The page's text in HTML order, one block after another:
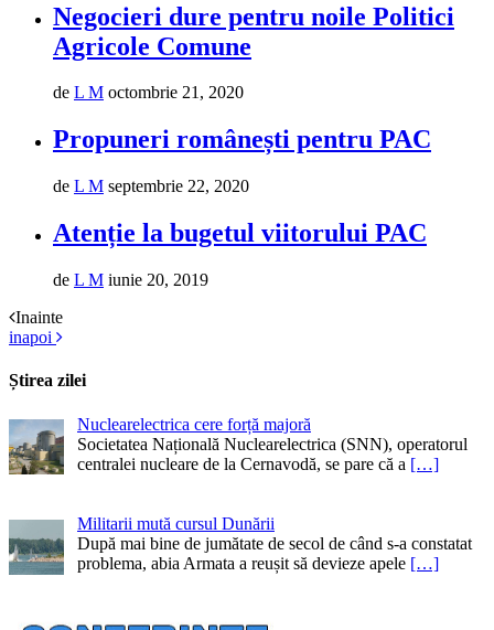
Negocieri dure pentru noile Politici
Agricole Comune
de L M octombrie 21, 2020
Propuneri românești pentru PAC
de L M septembrie 22, 2020
Atenție la bugetul viitorului PAC
de L M iunie 20, 2019
Inainte
inapoi
Știrea zilei
Nuclearelectrica cere forță majoră
Societatea Națională Nuclearelectrica (SNN), operatorul
centralei nucleare de la Cernavodă, se pare că a […]
Militarii mută cursul Dunării
După mai bine de jumătate de secol de când s-a constatat
problema, abia Armata a reușit să devieze apele […]